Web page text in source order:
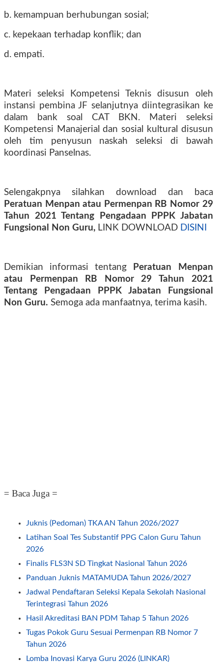
b. kemampuan berhubungan sosial;
c. kepekaan terhadap konflik; dan
d. empati.
Materi seleksi Kompetensi Teknis disusun oleh
instansi pembina JF selanjutnya diintegrasikan ke
dalam bank soal CAT BKN. Materi seleksi
Kompetensi Manajerial dan sosial kultural disusun
oleh tim penyusun naskah seleksi di bawah
koordinasi Panselnas.
Selengakpnya silahkan download dan baca
Peratuan Menpan atau Permenpan RB Nomor 29
Tahun 2021 Tentang Pengadaan PPPK Jabatan
Fungsional Non Guru, LINK DOWNLOAD DISINI
Demikian informasi tentang
Peratuan Menpan
atau Permenpan RB Nomor 29 Tahun 2021
Tentang Pengadaan PPPK Jabatan Fungsional
Non Guru. Semoga ada manfaatnya, terima kasih.
= Baca Juga =
Juknis (Pedoman) TKA AN Tahun 2026/2027
Latihan Soal Tes Substantif PPG Calon Guru Tahun
2026
Finalis FLS3N SD Tingkat Nasional Tahun 2026
Panduan Juknis MATAMUDA Tahun 2026/2027
Jadwal Pendaftaran Seleksi Kepala Sekolah Nasional
Terintegrasi Tahun 2026
Hasil Akreditasi BAN PDM Tahap 5 Tahun 2026
Tugas Pokok Guru Sesuai Permenpan RB Nomor 7
Tahun 2026
Lomba Inovasi Karya Guru 2026 (LINKAR)